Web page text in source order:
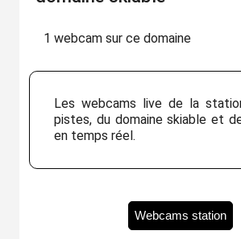
1 webcam sur ce domaine
Les webcams live de la
pistes, du domaine skiable et
en temps réel.
Webcams station